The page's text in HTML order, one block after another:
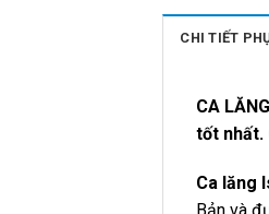
CHI TIẾT
CA
tốt nhất.
Ca lăng